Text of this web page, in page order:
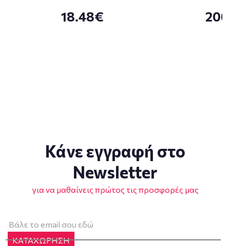
18.48€
Κάνε εγγραφή στο
Newsletter
για να μαθαίνεις πρώτος τις προσφορές μας
ΚΑΤΑΧΩΡΗΣΗ